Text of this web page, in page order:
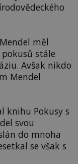
měl
stále
Avšak nikdo
Mendel
knihu Pokusy s
svou
do mnoha
se však s